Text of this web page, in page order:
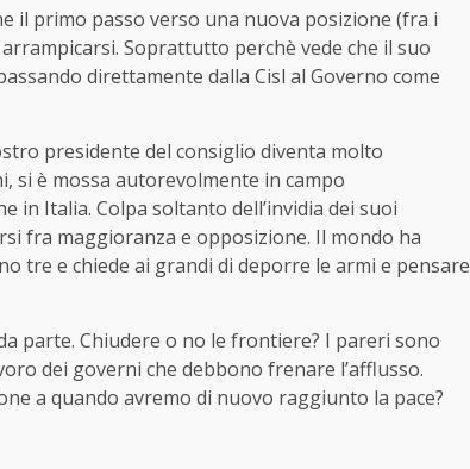
il primo passo verso una nuova posizione (fra i
Soprattutto perchè vede che il suo
direttamente dalla Cisl al Governo come
presidente del consiglio diventa molto
si è mossa autorevolmente in campo
in Italia. Colpa soltanto dell’invidia dei suoi
fra maggioranza e opposizione. Il mondo ha
tre e chiede ai grandi di deporre le armi e pensare
parte. Chiudere o no le frontiere? I pareri sono
dei governi che debbono frenare l’afflusso.
a quando avremo di nuovo raggiunto la pace?